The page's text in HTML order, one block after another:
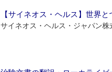
【サイネオス・ヘルス】世界
サイネオス・ヘルス・ジャパン株